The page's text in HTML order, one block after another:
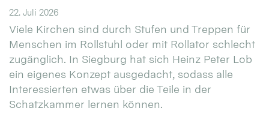
22. Juli 2026
Viele Kirchen sind durch Stufen und Treppen für
Menschen im Rollstuhl oder mit Rollator schlecht
zugänglich. In Siegburg hat sich Heinz Peter Lob
ein eigenes Konzept ausgedacht, sodass alle
Interessierten etwas über die Teile in der
Schatzkammer lernen können.